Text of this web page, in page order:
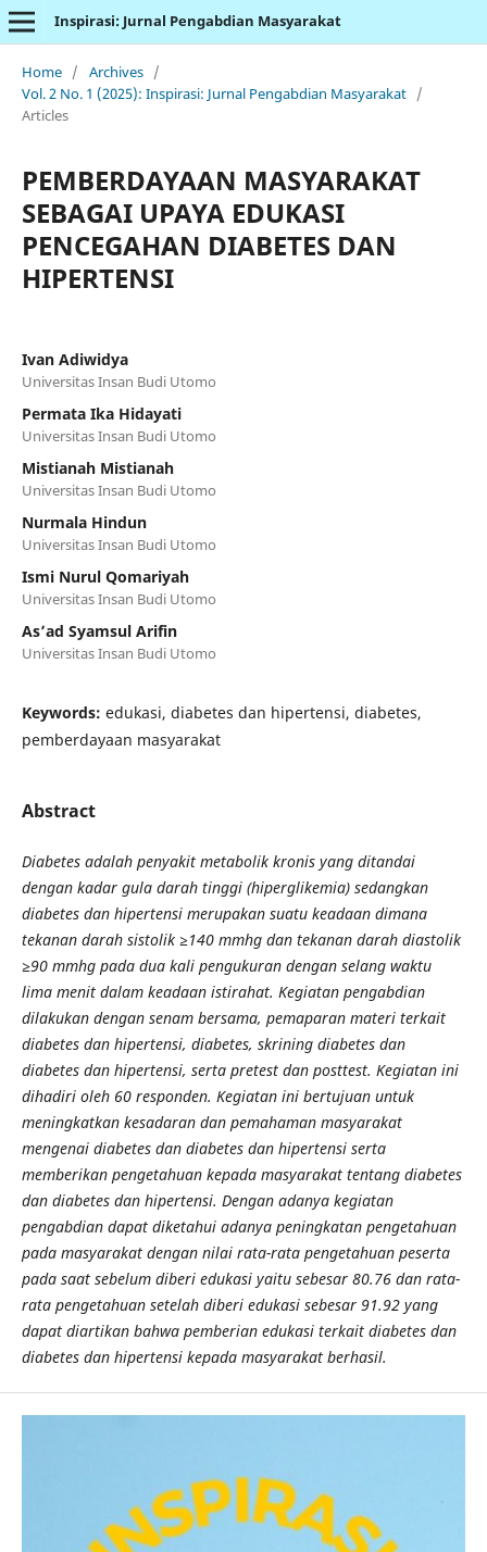
Inspirasi: Jurnal Pengabdian Masyarakat
Home / Archives /
Vol. 2 No. 1 (2025): Inspirasi: Jurnal Pengabdian Masyarakat /
Articles
PEMBERDAYAAN MASYARAKAT
SEBAGAI UPAYA EDUKASI
PENCEGAHAN DIABETES DAN
HIPERTENSI
Ivan Adiwidya
Universitas Insan Budi Utomo
Permata Ika Hidayati
Universitas Insan Budi Utomo
Mistianah Mistianah
Universitas Insan Budi Utomo
Nurmala Hindun
Universitas Insan Budi Utomo
Ismi Nurul Qomariyah
Universitas Insan Budi Utomo
As’ad Syamsul Arifin
Universitas Insan Budi Utomo
Keywords: edukasi, diabetes dan hipertensi, diabetes,
pemberdayaan masyarakat
Abstract
Diabetes adalah penyakit metabolik kronis yang ditandai
dengan kadar gula darah tinggi (hiperglikemia) sedangkan
diabetes dan hipertensimerupakan suatu keadaan dimana
tekanan darah sistolik ≥140 mmhg dan tekanan darah diastolik
≥90 mmhg pada dua kali pengukuran dengan selang waktu
lima menit dalam keadaan istirahat. Kegiatan pengabdian
dilakukan dengan senam bersama, pemaparan materi terkait
diabetes dan hipertensi, diabetes, skrining diabetes dan
diabetes dan hipertensi, serta pretest dan posttest. Kegiatan ini
dihadiri oleh 60 responden. Kegiatan ini bertujuan untuk
meningkatkan kesadaran dan pemahaman masyarakat
mengenai diabetes dan diabetes dan hipertensi serta
memberikan pengetahuan kepada masyarakat tentang diabetes
dan diabetes dan hipertensi. Dengan adanya kegiatan
pengabdian dapat diketahui adanya peningkatan pengetahuan
pada masyarakat dengan nilai rata-rata pengetahuan peserta
pada saat sebelum diberi edukasi yaitu sebesar 80.76 dan rata-
rata pengetahuan setelah diberi edukasi sebesar 91.92 yang
dapat diartikan bahwa pemberian edukasi terkait diabetes dan
diabetes dan hipertensi kepada masyarakat berhasil.